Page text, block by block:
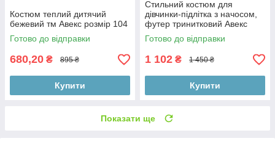
Костюм теплий дитячий
бежевий тм Авекс розмір 104
Готово до відправки
680,20 ₴ 895 ₴
Купити
Стильний костюм для
дівчинки-підлітка з начосом,
футер тринитковий Авекс
розмір 158
Готово до відправки
1 102 ₴ 1 450 ₴
Купити
Показати ще